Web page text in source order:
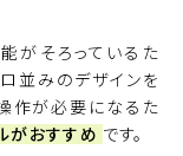
がそろっているた
並みのデザインを
作が必要になるた
がおすすめ です。